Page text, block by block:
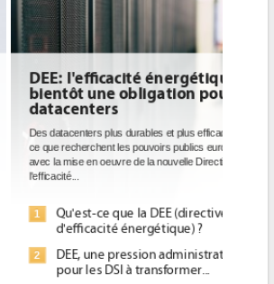
l'efficacité énergétique
une obligation pour les
plus durables et plus efficaces, c'est
recherchent les pouvoirs publics européens
mise en oeuvre de la nouvelle Directive sur
Qu'est-ce que la DEE (directive
d'efficacité énergétique) ?
DEE, une pression administrative
pour les DSI à transformer...